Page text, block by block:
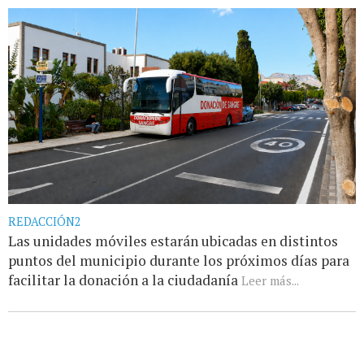
REDACCIÓN2
Las unidades móviles estarán ubicadas en distintos
puntos del municipio durante los próximos días para
facilitar la donación a la ciudadanía Leer más...